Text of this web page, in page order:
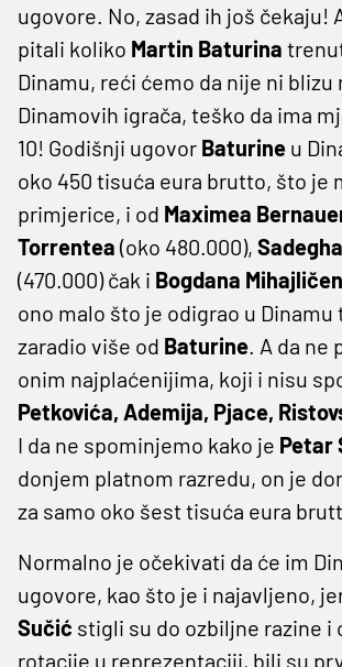
ugovore. No, zasad ih još čekaju!
pitali koliko Martin Baturina
Dinamu, reći ćemo da nije ni blizu
Dinamovih igrača, teško da ima
10! Godišnji ugovor Baturine u
oko 450 tisuća eura brutto, što je
primjerice, i od Maximea
Torrentea (oko 480.000),
(470.000) čak i Bogdana
ono malo što je odigrao u Dinamu
zaradio više od Baturine. A da ne
onim najplaćenijima, koji i nisu
Petkovića, Ademija, Pjace,
I da ne spominjemo kako je Petar
donjem platnom razredu, on je
za samo oko šest tisuća eura
Normalno je očekivati da će im
ugovore, kao što je i najavljeno,
Sučić stigli su do ozbiljne razine i
rotacije u reprezentaciji, bili su